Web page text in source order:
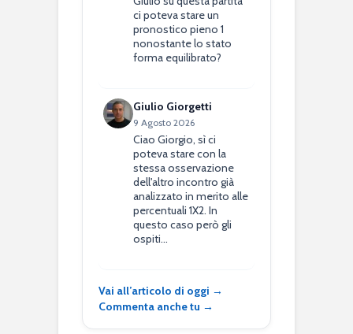
ci poteva stare un
pronostico pieno 1
nonostante lo stato
forma equilibrato?
Giulio Giorgetti
9 Agosto 2026
Ciao Giorgio, sì ci
poteva stare con la
stessa osservazione
dell'altro incontro già
analizzato in merito alle
percentuali 1X2. In
questo caso però gli
ospiti…
Vai all’articolo di oggi →
Commenta anche tu →